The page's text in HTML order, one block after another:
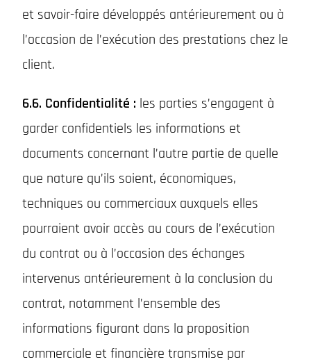
et savoir-faire développés antérieurement ou à
l’occasion de l’exécution des prestations chez le
client.
6.6. Confidentialité : les parties s’engagent à
garder confidentiels les informations et
documents concernant l’autre partie de quelle
que nature qu’ils soient, économiques,
techniques ou commerciaux auxquels elles
pourraient avoir accès au cours de l’exécution
du contrat ou à l’occasion des échanges
intervenus antérieurement à la conclusion du
contrat, notamment l’ensemble des
informations figurant dans la proposition
commerciale et financière transmise par